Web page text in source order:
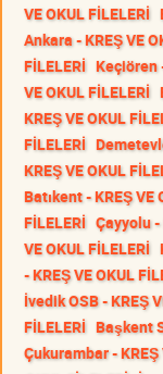
VE OKUL FİLELERİ
Ankara - KREŞ VE
FİLELERİ Keçiören
VE OKUL FİLELERİ
KREŞ VE OKUL
FİLELERİ
KREŞ VE OKUL
Batıkent - KREŞ VE
FİLELERİ Çayyolu -
VE OKUL FİLELERİ
- KREŞ VE OKUL
İvedik OSB - KREŞ
FİLELERİ Başkent
Çukurambar - KREŞ